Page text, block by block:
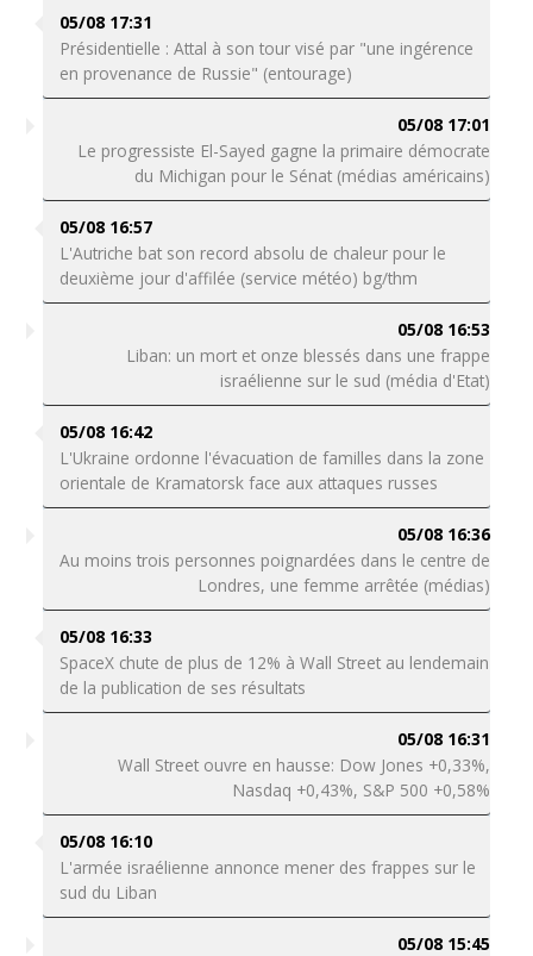
05/08 17:31
Présidentielle : Attal à son tour visé par "une ingérence
en provenance de Russie" (entourage)
05/08 17:01
Le progressiste El-Sayed gagne la primaire démocrate
du Michigan pour le Sénat (médias américains)
05/08 16:57
L'Autriche bat son record absolu de chaleur pour le
deuxième jour d'affilée (service météo) bg/thm
05/08 16:53
Liban: un mort et onze blessés dans une frappe
israélienne sur le sud (média d'Etat)
05/08 16:42
L'Ukraine ordonne l'évacuation de familles dans la zone
orientale de Kramatorsk face aux attaques russes
05/08 16:36
Au moins trois personnes poignardées dans le centre de
Londres, une femme arrêtée (médias)
05/08 16:33
SpaceX chute de plus de 12% à Wall Street au lendemain
de la publication de ses résultats
05/08 16:31
Wall Street ouvre en hausse: Dow Jones +0,33%,
Nasdaq +0,43%, S&P 500 +0,58%
05/08 16:10
L'armée israélienne annonce mener des frappes sur le
sud du Liban
05/08 15:45